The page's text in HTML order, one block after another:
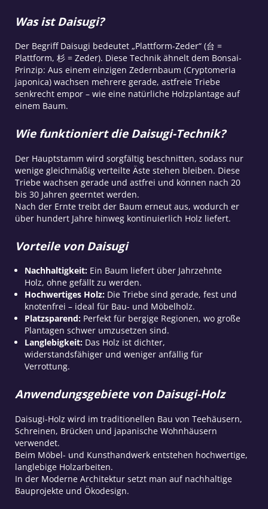
Was ist Daisugi?
Der Begriff Daisugi bedeutet „Plattform-Zeder“ (台 =
Plattform, 杉 = Zeder). Diese Technik ähnelt dem Bonsai-
Prinzip: Aus einem einzigen Zedernbaum (Cryptomeria
japonica) wachsen mehrere gerade, astfreie Triebe
senkrecht empor – wie eine natürliche Holzplantage auf
einem Baum.
Wie funktioniert die Daisugi-Technik?
Der Hauptstamm wird sorgfältig beschnitten, sodass nur
wenige gleichmäßig verteilte Äste stehen bleiben. Diese
Triebe wachsen gerade und astfrei und können nach 20
bis 30 Jahren geerntet werden.
Nach der Ernte treibt der Baum erneut aus, wodurch er
über hundert Jahre hinweg kontinuierlich Holz liefert.
Vorteile von Daisugi
Nachhaltigkeit: Ein Baum liefert über Jahrzehnte
Holz, ohne gefällt zu werden.
Hochwertiges Holz: Die Triebe sind gerade, fest und
knotenfrei – ideal für Bau- und Möbelholz.
Platzsparend: Perfekt für bergige Regionen, wo große
Plantagen schwer umzusetzen sind.
Langlebigkeit: Das Holz ist dichter,
widerstandsfähiger und weniger anfällig für
Verrottung.
Anwendungsgebiete von Daisugi-Holz
Daisugi-Holz wird im traditionellen Bau von Teehäusern,
Schreinen, Brücken und japanische Wohnhäusern
verwendet.
Beim Möbel- und Kunsthandwerk entstehen hochwertige,
langlebige Holzarbeiten.
In der Moderne Architektur setzt man auf nachhaltige
Bauprojekte und Ökodesign.